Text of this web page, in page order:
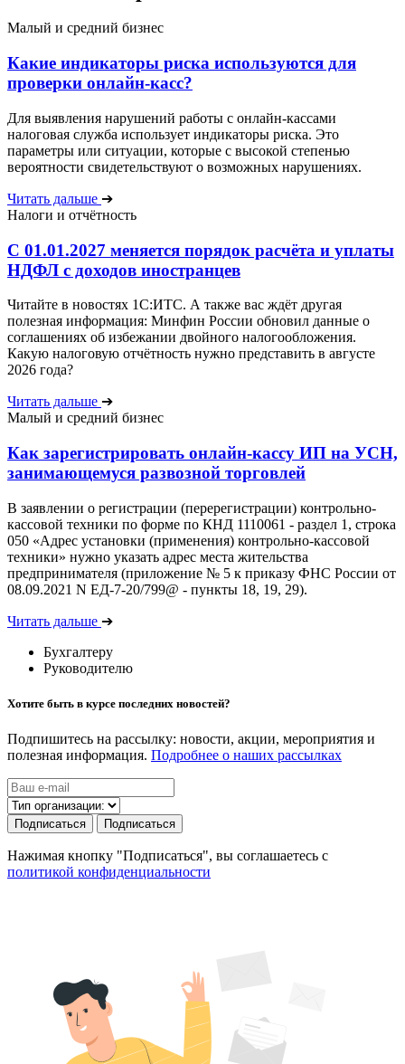
Малый и средний бизнес
Какие индикаторы риска используются для
проверки онлайн-касс?
Для выявления нарушений работы с онлайн-кассами
налоговая служба использует индикаторы риска. Это
параметры или ситуации, которые с высокой степенью
вероятности свидетельствуют о возможных нарушениях.
Читать дальше ➔
Налоги и отчётность
С 01.01.2027 меняется порядок расчёта и уплаты
НДФЛ с доходов иностранцев
Читайте в новостях 1С:ИТС. А также вас ждёт другая
полезная информация: Минфин России обновил данные о
соглашениях об избежании двойного налогообложения.
Какую налоговую отчётность нужно представить в августе
2026 года?
Читать дальше ➔
Малый и средний бизнес
Как зарегистрировать онлайн-кассу ИП на УСН,
занимающемуся развозной торговлей
В заявлении о регистрации (перерегистрации) контрольно-
кассовой техники по форме по КНД 1110061 - раздел 1, строка
050 «Адрес установки (применения) контрольно-кассовой
техники» нужно указать адрес места жительства
предпринимателя (приложение № 5 к приказу ФНС России от
08.09.2021 N ЕД-7-20/799@ - пункты 18, 19, 29).
Читать дальше ➔
Бухгалтеру
Руководителю
Хотите быть в курсе последних новостей?
Подпишитесь на рассылку: новости, акции, мероприятия и
полезная информация. Подробнее о наших рассылках
Подписаться Подписаться
Нажимая кнопку "Подписаться", вы соглашаетесь с
политикой конфиденциальности